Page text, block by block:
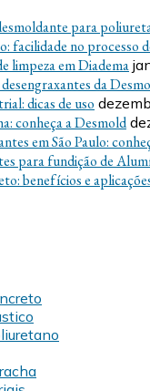
para
facilidade no processo
limpeza em Diadema
da
dicas de uso
conheça a Desmold
em São Paulo:
para fundição de
benefícios e